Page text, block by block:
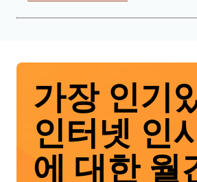
가장 인기
인터넷 인
에 대한 월